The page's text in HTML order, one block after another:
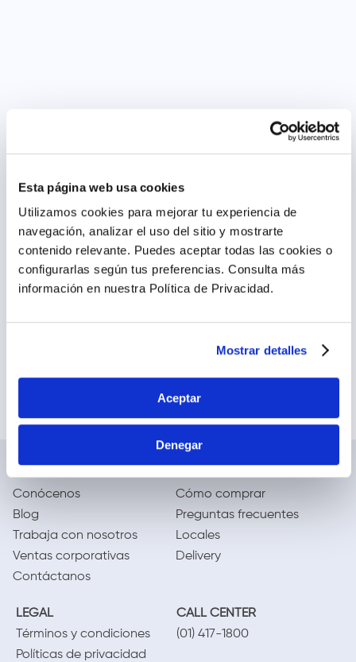
Esta página web usa cookies
Utilizamos cookies para mejorar tu experiencia de
navegación, analizar el uso del sitio y mostrarte
contenido relevante. Puedes aceptar todas las cookies o
configurarlas según tus preferencias. Consulta más
información en nuestra Política de Privacidad.
Mostrar detalles
Aceptar
Denegar
Conócenos
Blog
Trabaja con nosotros
Ventas corporativas
Contáctanos
Cómo comprar
Preguntas frecuentes
Locales
Delivery
LEGAL
Términos y condiciones
Políticas de privacidad
CALL CENTER
(01) 417-1800